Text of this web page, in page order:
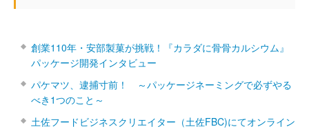
創業110年・安部製菓が挑戦！『カラダに骨骨カルシウム』
パッケージ開発インタビュー
パケマツ、逮捕寸前！ ～パッケージネーミングで必ずやる
べき1つのこと～
土佐フードビジネスクリエイター（土佐FBC)にてオンライン